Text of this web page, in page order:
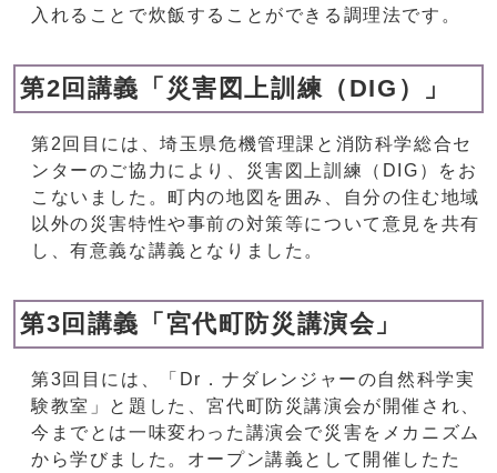
入れることで炊飯することができる調理法です。
第2回講義「災害図上訓練（DIG）」
第2回目には、埼玉県危機管理課と消防科学総合セ
ンターのご協力により、災害図上訓練（DIG）をお
こないました。町内の地図を囲み、自分の住む地域
以外の災害特性や事前の対策等について意見を共有
し、有意義な講義となりました。
第3回講義「宮代町防災講演会」
第3回目には、「Dr．ナダレンジャーの自然科学実
験教室」と題した、宮代町防災講演会が開催され、
今までとは一味変わった講演会で災害をメカニズム
から学びました。オープン講義として開催したた